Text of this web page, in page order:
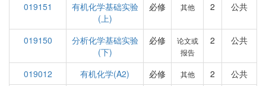
019151
有机化学基础实验
(上)
必修 其他 2 公共
019150
分析化学基础实验
(下)
必修
论文或
报告
2 公共
019012 有机化学(A2) 必修 其他 2
公共